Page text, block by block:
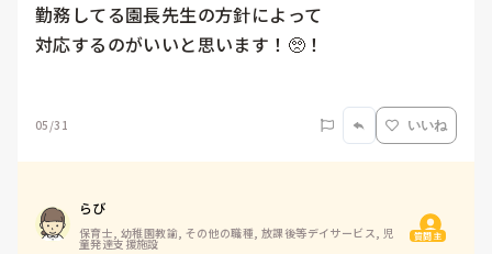
勤務してる園長先生の方針によって
対応するのがいいと思います！🥺！
05/31 いいね
らび
保育士, 幼稚園教諭, その他の職種, 放課後等デイサービス, 児
童発達支援施設 質問主